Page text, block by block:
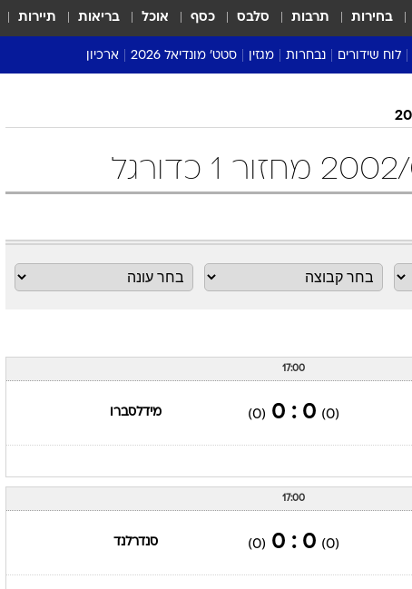
בחירות תרבות סלבס כסף אוכל בריאות תיירות
לוח שידורים נבחרות מגזין סטט' מונדיאל 2026 ארכיון
17:00
(0)
0 : 0
(0) מידלסברו
17:00
(0)
0 : 0
(0) סנדרלנד